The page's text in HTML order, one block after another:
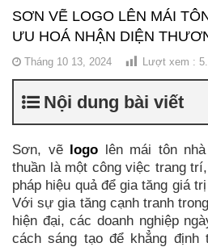
SƠN VẼ LOGO LÊN MÁI
ƯU HOÁ NHẬN DIỆN
Tháng 10 13, 2024 Lượt xem :
Nội dung bài viết
Sơn, vẽ logo lên mái tôn
thuần là một công việc trang
pháp hiệu quả để gia tăng giá
Với sự gia tăng cạnh tranh
hiện đại, các doanh nghiệp
cách sáng tạo để khẳng định